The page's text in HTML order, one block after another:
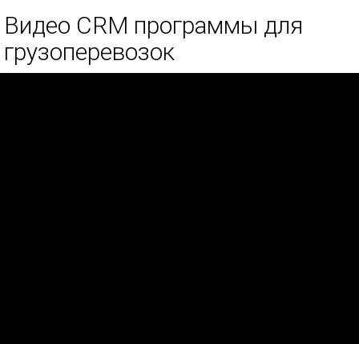
Видео CRM программы для
грузоперевозок